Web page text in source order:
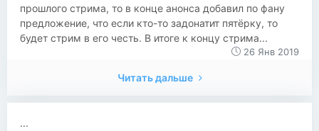
прошлого стрима, то в конце анонса добавил по фану
предложение, что если кто-то задонатит пятёрку, то
будет стрим в его честь. В итоге к концу стрима...
26 Янв 2019
Читать дальше
...